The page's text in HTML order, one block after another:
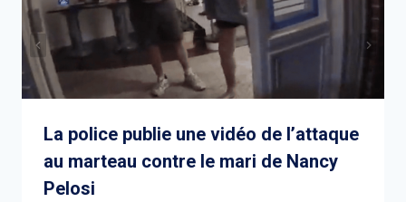
La police publie une vidéo de l’attaque
au marteau contre le mari de Nancy
Pelosi